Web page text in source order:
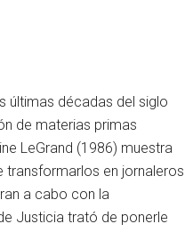
últimas décadas del siglo
de materias primas
LeGrand (1986) muestra
transformarlos en jornaleros
a cabo con la
Justicia trató de ponerle